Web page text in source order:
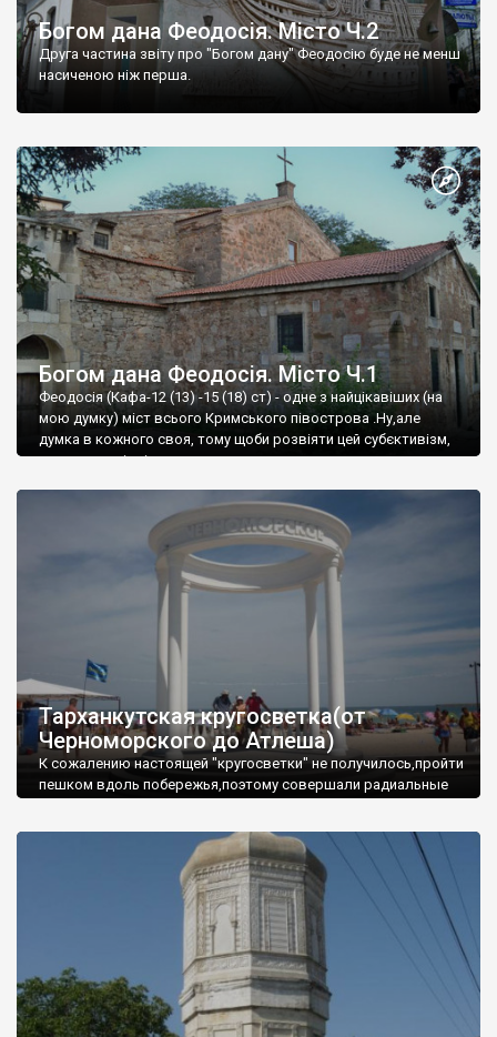
Богом дана Феодосія. Місто Ч.2
Друга частина звіту про "Богом дану" Феодосію буде не менш
насиченою ніж перша.
Богом дана Феодосія. Місто Ч.1
Феодосія (Кафа-12 (13) -15 (18) ст) - одне з найцікавіших (на
мою думку) міст всього Кримського півострова .Ну,але
думка в кожного своя, тому щоби розвіяти цей субєктивізм,
запрошую відвідати це
Тарханкутская кругосветка(от
Черноморского до Атлеша)
К сожалению настоящей "кругосветки" не получилось,пройти
пешком вдоль побережья,поэтому совершали радиальные